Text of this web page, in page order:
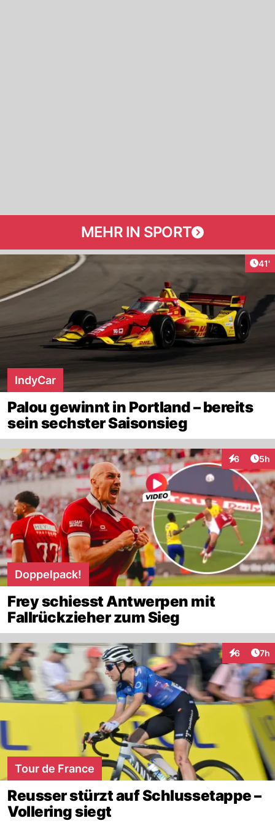
MEHR IN SPORT
41'
IndyCar
Palou gewinnt in Portland – bereits
sein sechster Saisonsieg
6 5h
Doppelpack!
Frey schiesst Antwerpen mit
Fallrückzieher zum Sieg
6 7h
Tour de France
Reusser stürzt auf Schlussetappe –
Vollering siegt